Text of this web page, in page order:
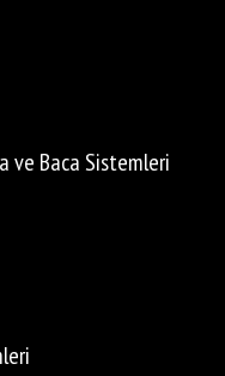
ve Baca Sistemleri